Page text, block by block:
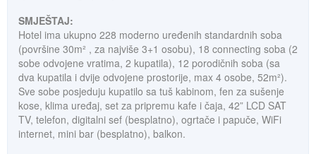
SMJEŠTAJ:
Hotel ima ukupno 228 moderno uređenih standardnih soba
(površine 30m² , za najviše 3+1 osobu), 18 connecting soba (2
sobe odvojene vratima, 2 kupatila), 12 porodičnih soba (sa
dva kupatila i dvije odvojene prostorije, max 4 osobe, 52m²).
Sve sobe posjeduju kupatilo sa tuš kabinom, fen za sušenje
kose, klima uređaj, set za pripremu kafe i čaja, 42” LCD SAT
TV, telefon, digitalni sef (besplatno), ogrtače i papuče, WiFi
internet, mini bar (besplatno), balkon.